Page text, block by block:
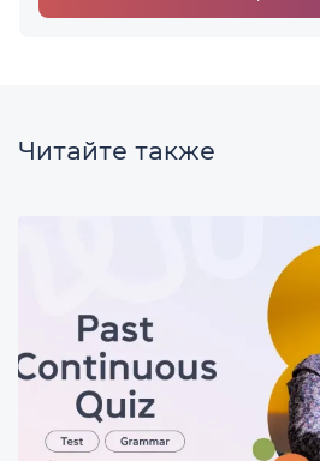
Читайте также